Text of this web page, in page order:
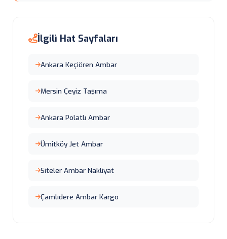
İlgili Hat Sayfaları
Ankara Keçiören Ambar
Mersin Çeyiz Taşıma
Ankara Polatlı Ambar
Ümitköy Jet Ambar
Siteler Ambar Nakliyat
Çamlıdere Ambar Kargo